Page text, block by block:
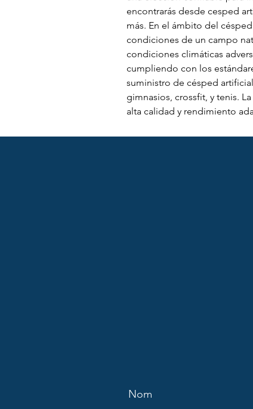
encontrarás desde cesped
más. En el ámbito del
condiciones de un campo
condiciones climáticas
cumpliendo con los
suministro de césped
gimnasios, crossfit, y tenis.
alta calidad y rendimiento
Nom